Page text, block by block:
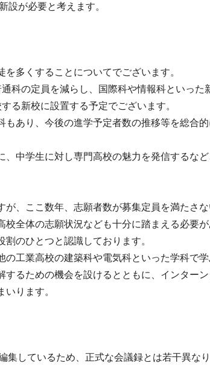
設が必要と考えます。
多くすることについてでございます。
科の定員を減らし、国際科や情報科といった
る新校に設置する予定でございます。
あり、今後の進学予定者数の推移等を総合
中学生に対し専門高校の魅力を発信するな
、ここ数年、志願者数が募集定員を満たさ
全体の志願状況なども十分に踏まえる必要が
のひとつと認識しております。
工業高校の建築科や電気科といった学科で学
るための機会を設けるとともに、インター
ります。
集しているため、正式な会議録とは若干異なり